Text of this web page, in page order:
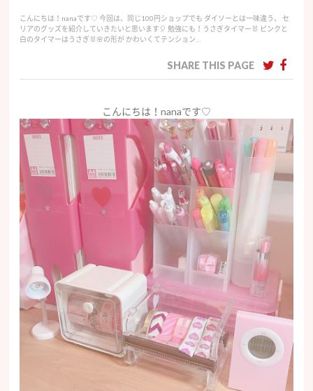
こんにちは！nanaです♡ 今回は、同じ100円ショップでも ダイソーとは一味違う、 セ
リアのグッズを紹介していきたいと思います🎈 勉強にも！うさぎタイマー🐰 ピンクと
白のタイマーはうさぎ🐰🌸の形が かわいくてテンション…
SHARE THIS PAGE
こんにちは！nanaです♡